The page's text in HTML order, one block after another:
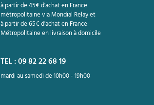
à partir de 45€ d'achat en France
métropolitaine via Mondial Relay et
à partir de 65€ d'achat en France
Métropolitaine en livraison à domicile
TEL : 09 82 22 68 19
mardi au samedi de 10h00 - 19h00